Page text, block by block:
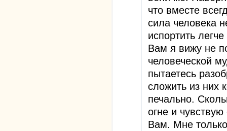
что вместе
сила человека
испортить
Вам я вижу не
человеческой
пытаетесь
сложить из них
печально.
огне и
Вам. Мне